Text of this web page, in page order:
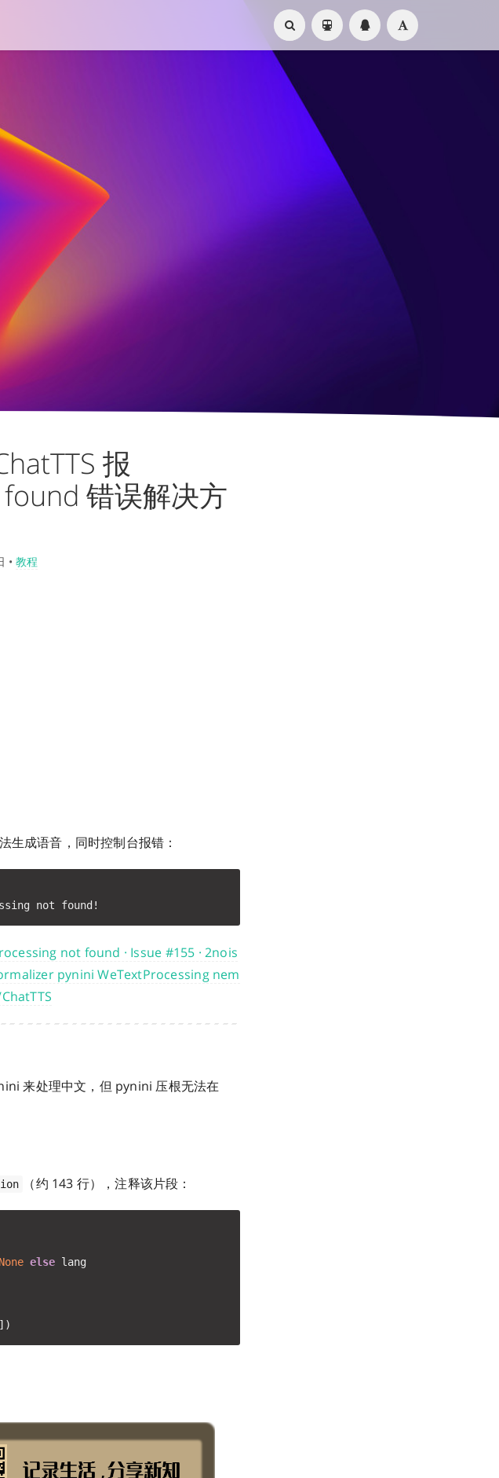
报
错误解决方
• 教程
生成语音，同时控制台报错：
not found · Issue #155 · 2nois
pynini WeTextProcessing nem
来处理中文，但 pynini 压根无法在
（约 143 行），注释该片段：
None else